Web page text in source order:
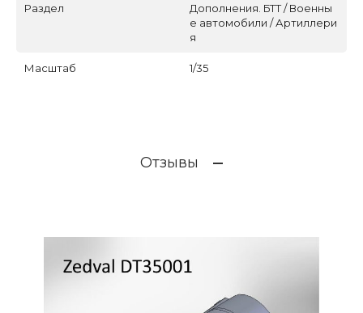
Раздел
Дополнения. БТТ / Военны
е автомобили / Артиллери
я
Масштаб 1/35
Отзывы